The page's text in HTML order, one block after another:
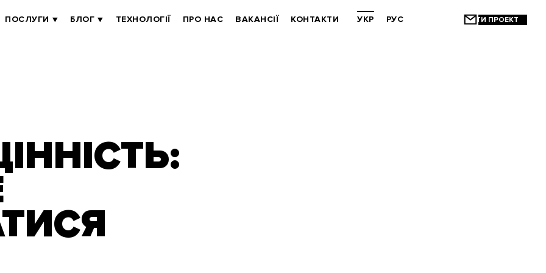
ПОСЛУГИ БЛОГ ТЕХНОЛОГІЇ ПРО НАС ВАКАНСІЇ КОНТАКТИ УКР РУС